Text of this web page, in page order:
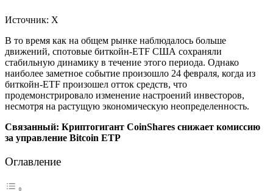
Источник: Х
В то время как на общем рынке наблюдалось больше
движений, спотовые биткойн-ETF США сохраняли
стабильную динамику в течение этого периода. Однако
наиболее заметное событие произошло 24 февраля, когда из
биткойн-ETF произошел отток средств, что
продемонстрировало изменение настроений инвесторов,
несмотря на растущую экономическую неопределенность.
Связанный: Криптогигант CoinShares снижает комиссию
за управление Bitcoin ETP
Оглавление